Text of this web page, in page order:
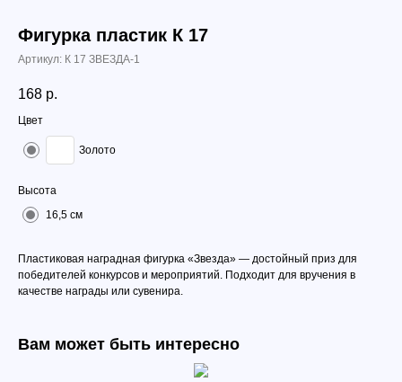
Фигурка пластик К 17
Артикул: К 17 ЗВЕЗДА-1
168 р.
Цвет
Золото
Высота
16,5 см
Пластиковая наградная фигурка «Звезда» — достойный приз для
победителей конкурсов и мероприятий. Подходит для вручения в
качестве награды или сувенира.
Вам может быть интересно